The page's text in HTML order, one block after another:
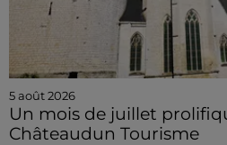
5 août 2026
Un mois de juillet
Châteaudun Tourisme